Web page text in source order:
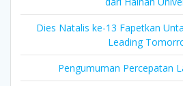
Dies Natalis ke-13 Fapetkan
Leading
Pengumuman Percepatan